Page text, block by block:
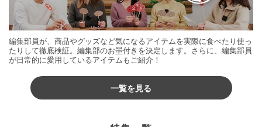
編集部員が、商品やグッズなど気になるアイテムを実際に食べたり使っ
たりして徹底検証。編集部のお墨付きを決定します。さらに、編集部員
が日常的に愛用しているアイテムもご紹介！
一覧を見る